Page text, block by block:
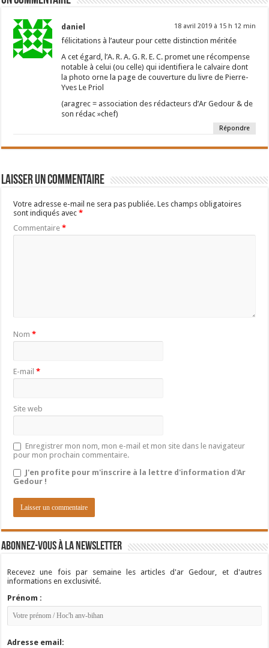
daniel 18 avril 2019 à 15 h 12 min
félicitations à l’auteur pour cette distinction méritée
A cet égard, l’A. R. A. G. R. E. C. promet une récompense
notable à celui (ou celle) qui identifiera le calvaire dont
la photo orne la page de couverture du livre de Pierre-
Yves Le Priol
(aragrec = association des rédacteurs d’Ar Gedour & de
son rédac »chef)
Répondre
Laisser un commentaire
Votre adresse e-mail ne sera pas publiée. Les champs obligatoires
sont indiqués avec*
Commentaire*
Nom*
E-mail*
Site web
Enregistrer mon nom, mon e-mail et mon site dans le navigateur
pour mon prochain commentaire.
J'en profite pour m'inscrire à la lettre d'information d'Ar
Gedour !
Abonnez-vous à la newsletter
Recevez une fois par semaine les articles d'ar Gedour, et d'autres
informations en exclusivité.
Prénom :
Adresse email: